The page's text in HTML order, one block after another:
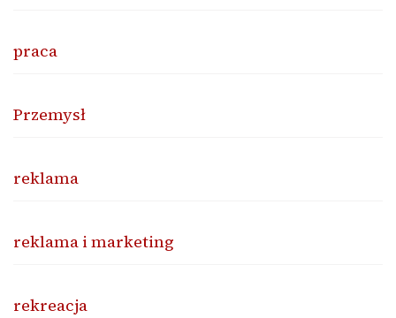
praca
Przemysł
reklama
reklama i marketing
rekreacja